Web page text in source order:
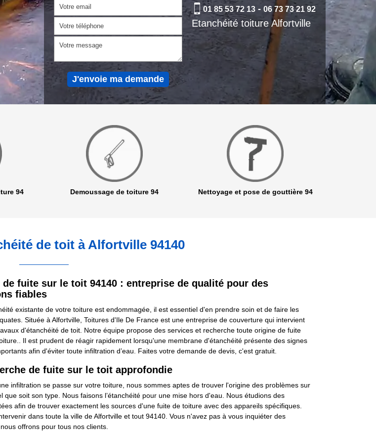
01 85 53 72 13- 06 73 73 21 92
Etanchéité toiture Alfortville
94 Demoussage de toiture 94 Nettoyage et pose de gouttière 94
de toit à Alfortville 94140
de fuite sur le toit 94140 : entreprise de qualité pour des
fiables
existante de votre toiture est endommagée, il est essentiel d'en prendre soin et de faire les
Située à Alfortville, Toitures d'Ile De France est une entreprise de couverture qui intervient
d'étanchéité de toit. Notre équipe propose des services et recherche toute origine de fuite
Il est prudent de réagir rapidement lorsqu'une membrane d'étanchéité présente des signes
afin d'éviter toute infiltration d’eau. Faites votre demande de devis, c'est gratuit.
de fuite sur le toit approfondie
infiltration se passe sur votre toiture, nous sommes aptes de trouver l'origine des problèmes sur
que soit son type. Nous faisons l’étanchéité pour une mise hors d'eau. Nous étudions des
afin de trouver exactement les sources d'une fuite de toiture avec des appareils spécifiques.
dans toute la ville de Alfortville et tout 94140. Vous n'avez pas à vous inquiéter des
offrons pour tous nos clients.